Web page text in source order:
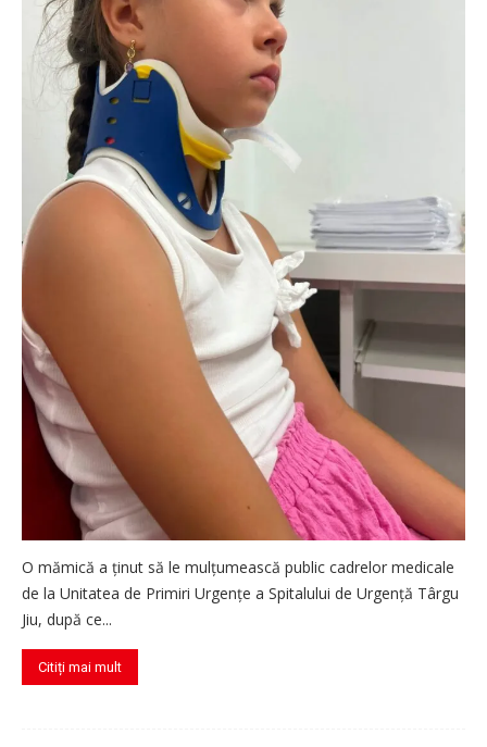
O mămică a ținut să le mulțumească public cadrelor medicale
de la Unitatea de Primiri Urgențe a Spitalului de Urgență Târgu
Jiu, după ce...
Citiți mai mult